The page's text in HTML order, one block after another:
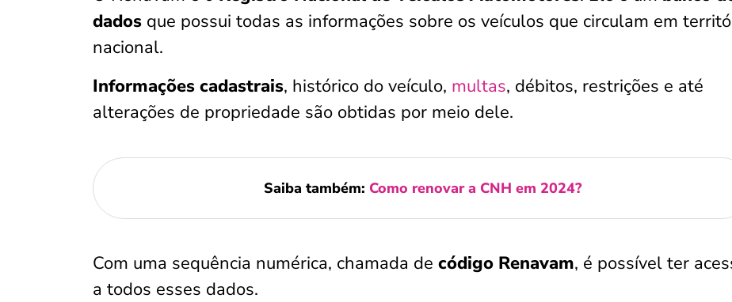
dados que possui todas as informações sobre os veículos que circulam em
nacional.
Informações cadastrais, histórico do veículo, multas, débitos, restrições e até
alterações de propriedade são obtidas por meio dele.
Saiba também: Como renovar a CNH em 2024?
Com uma sequência numérica, chamada de código Renavam, é possível ter
a todos esses dados.